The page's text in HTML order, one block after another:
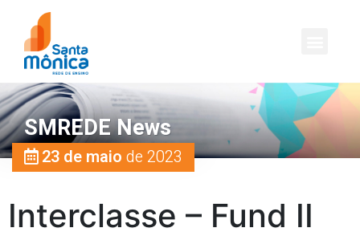
SMREDE News
23 de maio de 2023
Interclasse – Fund II